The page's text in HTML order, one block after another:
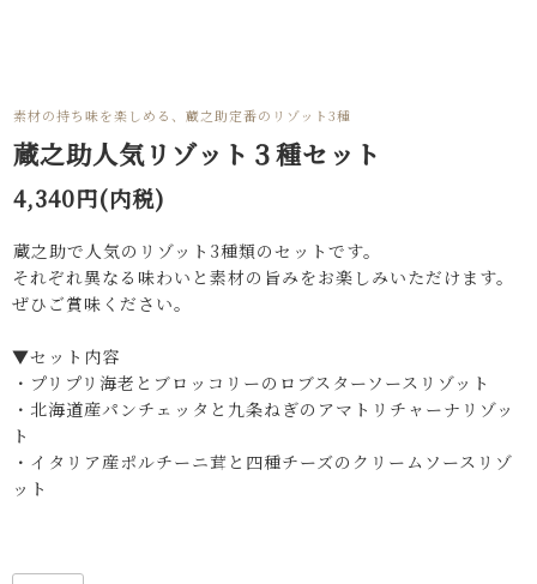
素材の持ち味を楽しめる、蔵之助定番のリゾット3種
蔵之助人気リゾット３種セット
4,340円(内税)
蔵之助で人気のリゾット3種類のセットです。
それぞれ異なる味わいと素材の旨みをお楽しみいただけます。
ぜひご賞味ください。
▼セット内容
・プリプリ海老とブロッコリーのロブスターソースリゾット
・北海道産パンチェッタと九条ねぎのアマトリチャーナリゾッ
ト
・イタリア産ポルチーニ茸と四種チーズのクリームソースリゾ
ット